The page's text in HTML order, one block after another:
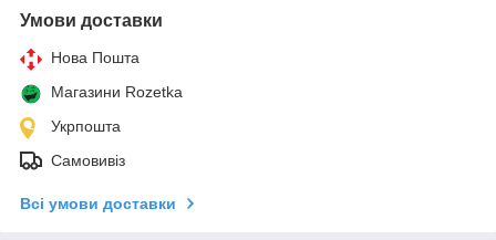
Умови доставки
Нова Пошта
Магазини Rozetka
Укрпошта
Самовивіз
Всі умови доставки